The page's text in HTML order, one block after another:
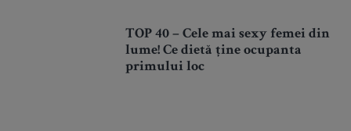
TOP 40 – Cele mai sexy femei din
lume! Ce dietă ține ocupanta
primului loc